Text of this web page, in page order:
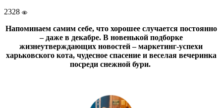
2328
Напоминаем самим себе, что хорошее случается постоянно
– даже в декабре. В новенькой подборке
жизнеутверждающих новостей – маркетинг-успехи
харьковского кота, чудесное спасение и веселая вечеринка
посреди снежной бури.